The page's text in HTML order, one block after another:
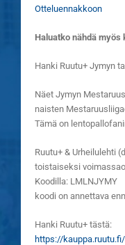
Otteluennakkoon
Haluatko nähdä
Hanki Ruutu+ Jymyn
Näet Jymyn
naisten
Tämä on
Ruutu+ & Urheilulehti
toistaiseksi
Koodilla: LMLNJYMY
koodi on annettava
Hanki Ruutu+ tästä:
https://